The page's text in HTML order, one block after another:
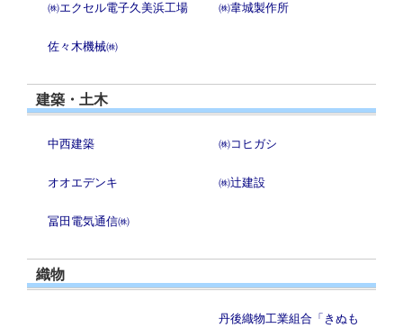
㈱エクセル電子久美浜工場 ㈱韋城製作所
佐々木機械㈱
建築・土木
中西建築 ㈱コヒガシ
オオエデンキ ㈱辻建設
冨田電気通信㈱
織物
丹後織物工業組合「きぬも